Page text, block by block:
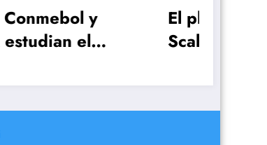
El plan de Lionel
Scaloni para el
26 jugadores